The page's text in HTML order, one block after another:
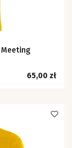
Cena
65,00 zł